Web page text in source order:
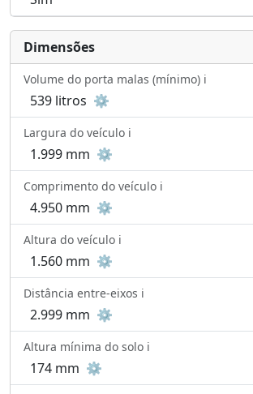
Dimensões
Volume do porta malas (mínimo) ℹ️
539 litros ⚙️
Largura do veículo ℹ️
1.999 mm ⚙️
Comprimento do veículo ℹ️
4.950 mm ⚙️
Altura do veículo ℹ️
1.560 mm ⚙️
Distância entre-eixos ℹ️
2.999 mm ⚙️
Altura mínima do solo ℹ️
174 mm ⚙️